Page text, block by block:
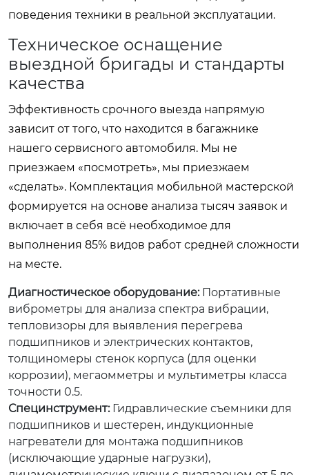
поведения техники в реальной эксплуатации.
Техническое оснащение
выездной бригады и стандарты
качества
Эффективность срочного выезда напрямую
зависит от того, что находится в багажнике
нашего сервисного автомобиля. Мы не
приезжаем «посмотреть», мы приезжаем
«сделать». Комплектация мобильной мастерской
формируется на основе анализа тысяч заявок и
включает в себя всё необходимое для
выполнения 85% видов работ средней сложности
на месте.
Диагностическое оборудование:Портативные
виброметры для анализа спектра вибрации,
тепловизоры для выявления перегрева
подшипников и электрических контактов,
толщиномеры стенок корпуса (для оценки
коррозии), мегаомметры и мультиметры класса
точности 0.5.
Специнструмент:Гидравлические съемники для
подшипников и шестерен, индукционные
нагреватели для монтажа подшипников
(исключающие ударные нагрузки),